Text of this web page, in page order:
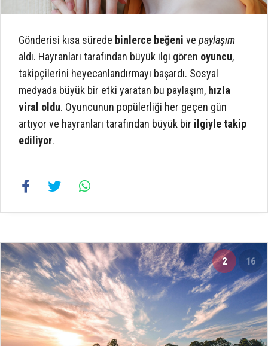
Gönderisi kısa sürede binlerce beğeni ve paylaşım
aldı. Hayranları tarafından büyük ilgi gören oyuncu,
takipçilerini heyecanlandırmayı başardı. Sosyal
medyada büyük bir etki yaratan bu paylaşım, hızla
viral oldu. Oyuncunun popülerliği her geçen gün
artıyor ve hayranları tarafından büyük bir ilgiyle takip
ediliyor.
2 16